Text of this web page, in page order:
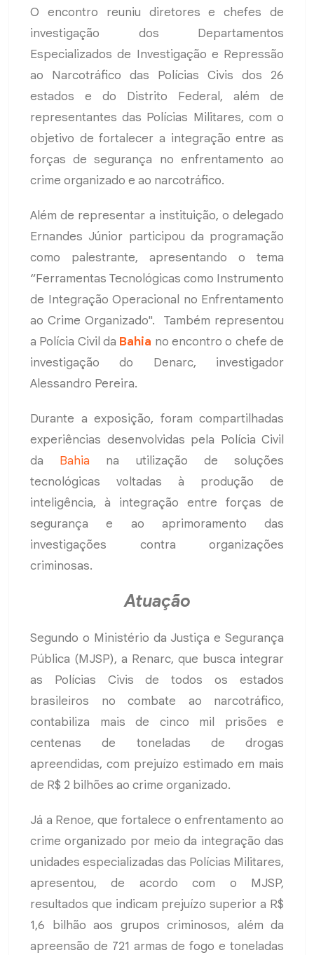
O encontro reuniu diretores e chefes de
investigação dos Departamentos
Especializados de Investigação e Repressão
ao Narcotráfico das Polícias Civis dos 26
estados e do Distrito Federal, além de
representantes das Polícias Militares, com o
objetivo de fortalecer a integração entre as
forças de segurança no enfrentamento ao
crime organizado e ao narcotráfico.
Além de representar a instituição, o delegado
Ernandes Júnior participou da programação
como palestrante, apresentando o tema
“Ferramentas Tecnológicas como Instrumento
de Integração Operacional no Enfrentamento
ao Crime Organizado". Também representou
a Polícia Civil da Bahia no encontro o chefe de
investigação do Denarc, investigador
Alessandro Pereira.
Durante a exposição, foram compartilhadas
experiências desenvolvidas pela Polícia Civil
da Bahia na utilização de soluções
tecnológicas voltadas à produção de
inteligência, à integração entre forças de
segurança e ao aprimoramento das
investigações contra organizações
criminosas.
Atuação
Segundo o Ministério da Justiça e Segurança
Pública (MJSP), a Renarc, que busca integrar
as Polícias Civis de todos os estados
brasileiros no combate ao narcotráfico,
contabiliza mais de cinco mil prisões e
centenas de toneladas de drogas
apreendidas, com prejuízo estimado em mais
de R$ 2 bilhões ao crime organizado.
Já a Renoe, que fortalece o enfrentamento ao
crime organizado por meio da integração das
unidades especializadas das Polícias Militares,
apresentou, de acordo com o MJSP,
resultados que indicam prejuízo superior a R$
1,6 bilhão aos grupos criminosos, além da
apreensão de 721 armas de fogo e toneladas